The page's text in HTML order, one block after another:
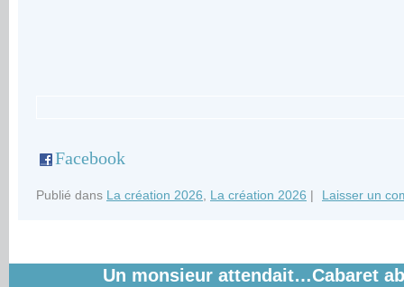
Facebook
Publié dans La création 2026 La création 2026 | Laisser un
Un monsieur attendait…Cabaret